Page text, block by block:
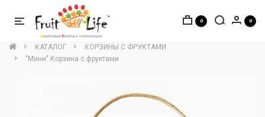
0 0
КАТАЛОГ
КОРЗИНЫ С ФРУКТАМИ
"Мини" Корзина с фруктами